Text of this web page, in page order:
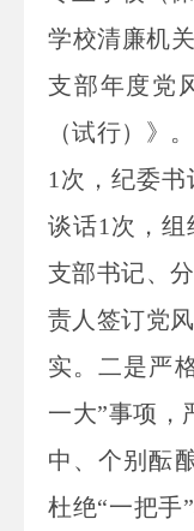
学校清廉机
支部年度党
（试行）》
1次，纪委
谈话1次，
支部书记、
责人签订党
实。二是严
一大”事项，
中、个别酝
杜绝“一把手